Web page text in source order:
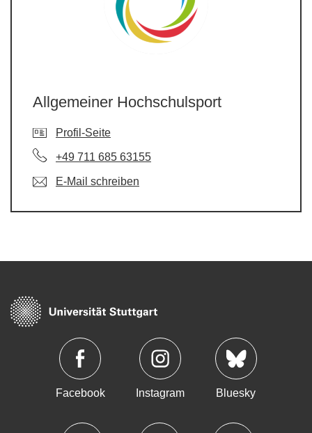
Allgemeiner Hochschulsport
Profil-Seite
+49 711 685 63155
E-Mail schreiben
Facebook Instagram Bluesky